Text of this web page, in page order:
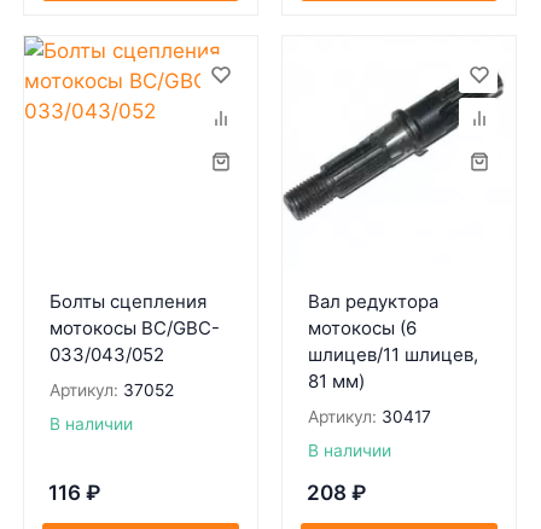
Болты сцепления
мотокосы BC/GBC-
033/043/052
Артикул: 37052
В наличии
116 ₽
Вал редуктора
мотокосы (6
шлицев/11 шлицев,
81 мм)
Артикул: 30417
В наличии
208 ₽